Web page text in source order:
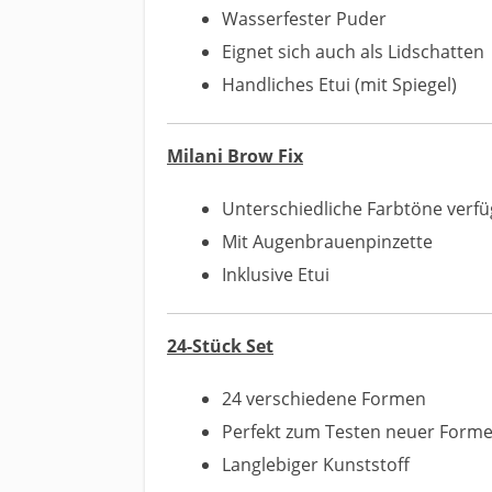
Wasserfester Puder
Eignet sich auch als Lidschatten
Handliches Etui (mit Spiegel)
Milani Brow Fix
Unterschiedliche Farbtöne
Mit Augenbrauenpinzette
Inklusive Etui
24-Stück Set
24 verschiedene Formen
Perfekt zum Testen neuer
Langlebiger Kunststoff